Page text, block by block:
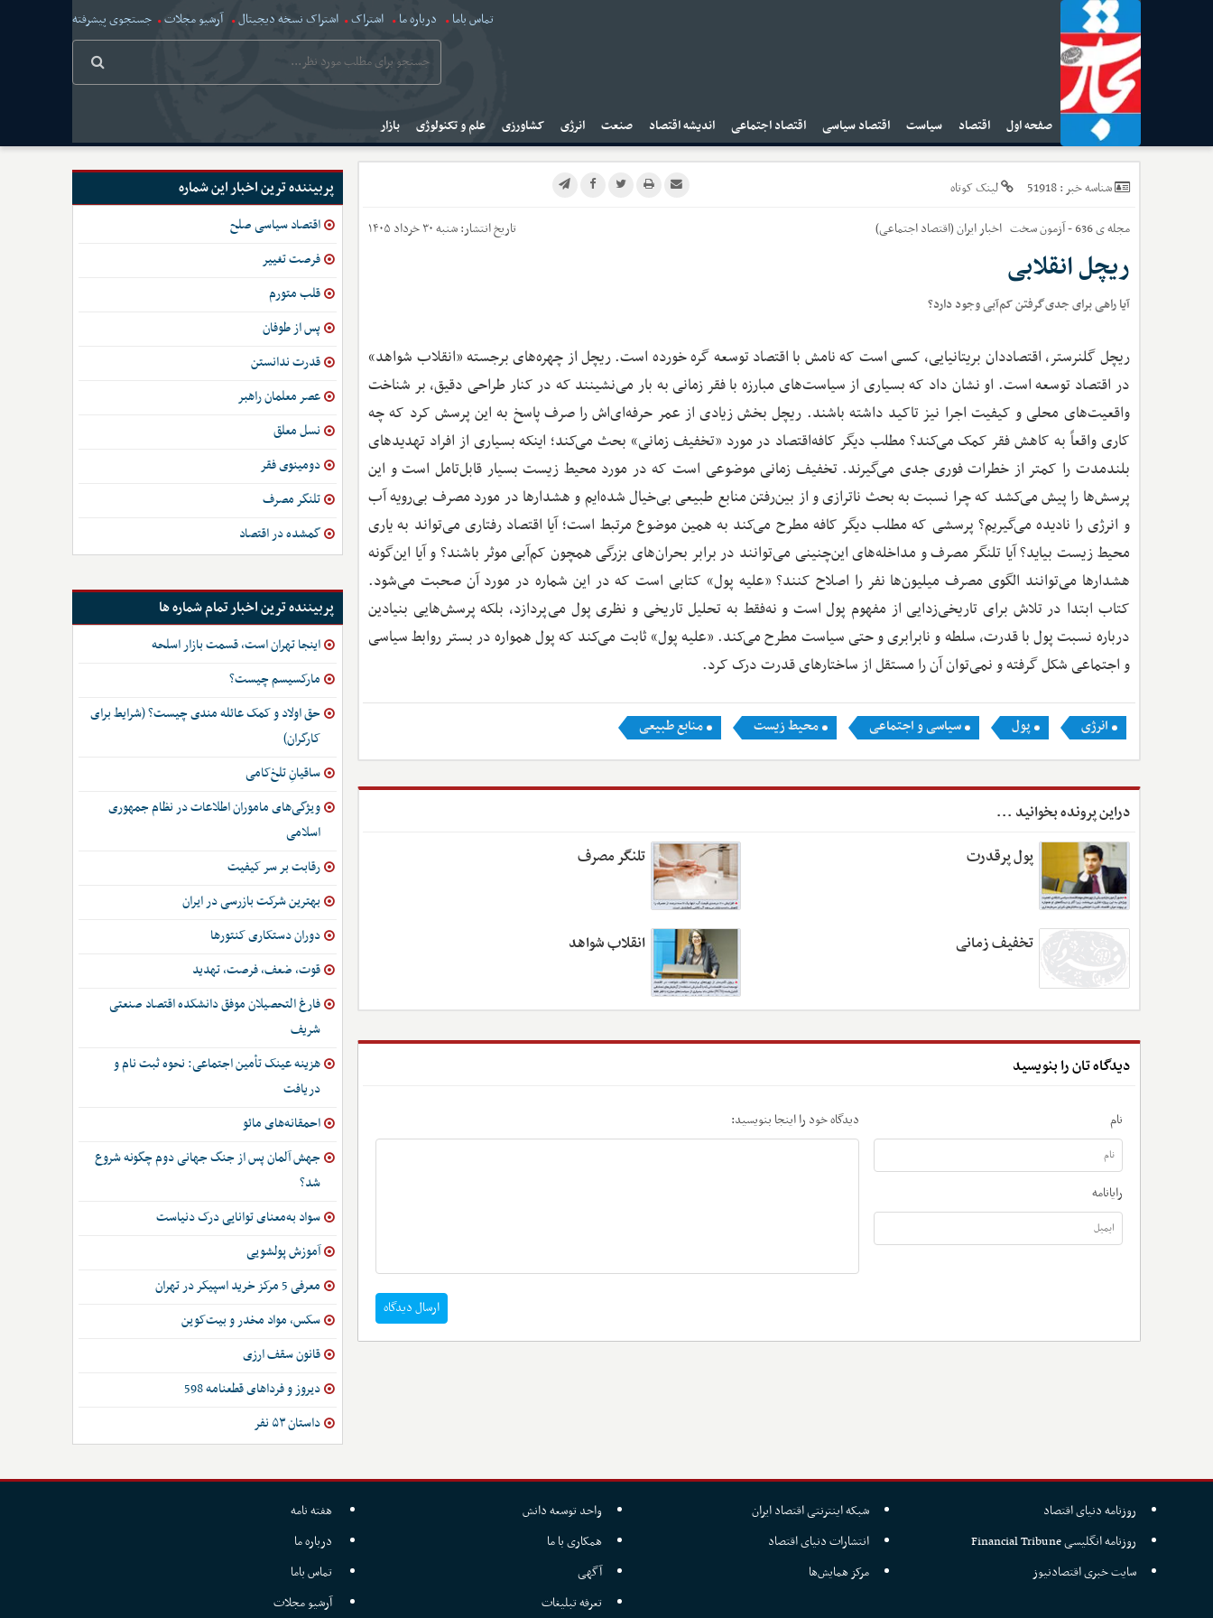
تماس باما درباره ما اشتراک اشتراک نسخه دیجیتال آرشیو مجلات جستجوی پیشرفته
صفحه اول اقتصاد سیاست اقتصاد سیاسی اقتصاد اجتماعی اندیشه اقتصاد صنعت انرژی کشاورزی علم و تکنولوژی بازار
شناسه خبر :51918
لینک کوتاه
مجله ی 636 - آزمون سخت
اخبارایران (اقتصاد اجتماعی) تاریخ انتشار:شنبه ۳۰ خرداد ۱۴۰۵
ریچل انقلابی
آیا راهی برای جدی‌گرفتن کم‌آبی وجود دارد؟
ریچل گلنرستر، اقتصاددان بریتانیایی، کسی است که نامش با اقتصاد توسعه گره خورده است. ریچل از چهره‌های برجسته «انقلاب شواهد»
در اقتصاد توسعه است. او نشان داد که بسیاری از سیاست‌های مبارزه با فقر زمانی به بار می‌نشینند که در کنار طراحی دقیق، بر شناخت
واقعیت‌های محلی و کیفیت اجرا نیز تاکید داشته باشند. ریچل بخش زیادی از عمر حرفه‌ای‌اش را صرف پاسخ به این پرسش کرد که چه
کاری واقعاً به کاهش فقر کمک می‌کند؟ مطلب دیگر کافه‌اقتصاد در مورد «تخفیف زمانی» بحث می‌کند؛ اینکه بسیاری از افراد تهدید‌های
بلندمدت را کمتر از خطرات فوری جدی می‌گیرند. تخفیف زمانی موضوعی است که در مورد محیط زیست بسیار قابل‌تامل است و این
پرسش‌ها را پیش می‌کشد که چرا نسبت به بحث ناترازی و از بین‌رفتن منابع طبیعی بی‌خیال شده‌ایم و هشدارها در مورد مصرف بی‌رویه آب
و انرژی را نادیده می‌گیریم؟ پرسشی که مطلب دیگر کافه مطرح می‌کند به همین موضوع مرتبط است؛ آیا اقتصاد رفتاری می‌تواند به یاری
محیط زیست بیاید؟ آیا تلنگر مصرف و مداخله‌های این‌چنینی می‌توانند در برابر بحران‌های بزرگی همچون کم‌آبی موثر باشند؟ و آیا این‌گونه
هشدارها می‌توانند الگوی مصرف میلیون‌ها نفر را اصلاح‌ کنند؟ «علیه پول» کتابی است که در این شماره در مورد آن صحبت می‌شود.
کتاب ابتدا در تلاش برای تاریخی‌زدایی از مفهوم پول است و نه‌فقط به تحلیل تاریخی و نظری پول می‌پردازد، بلکه پرسش‌هایی بنیادین
درباره نسبت پول با قدرت، سلطه و نابرابری و حتی سیاست مطرح می‌کند. «علیه پول» ثابت می‌کند که پول همواره در بستر روابط سیاسی
و اجتماعی شکل گرفته و نمی‌توان آن را مستقل از ساختارهای قدرت درک کرد.
انرژی پول سیاسی و اجتماعی محیط زیست منابع طبیعی
دراین پرونده بخوانید ...
پول پرقدرت
تلنگر مصرف
تخفیف زمانی انقلاب شواهد
دیدگاه تان را بنویسید
نام
رایانامه
دیدگاه خود را اینجا بنویسید:
ارسال دیدگاه
پربیننده ترین اخبار این شماره
اقتصاد سیاسی صلح
فرصت تغییر
قلب متورم
پس از طوفان
قدرت ندانستن
عصر معلمان راهبر
نسل معلق
دومینوی فقر
تلنگر مصرف
گمشده در اقتصاد
پربیننده ترین اخبار تمام شماره ها
اینجا تهران است، قسمت بازار اسلحه
مارکسیسم چیست؟
حق اولاد و کمک عائله مندی چیست؟ (شرایط برای
کارگران)
ساقیانِ تلخ‌کامی
ویژگی‌های ماموران اطلاعات در نظام جمهوری
اسلامی
رقابت بر سر کیفیت
بهترین شرکت بازرسی در ایران
دوران دستکاری کنتورها
قوت، ضعف، فرصت، تهدید
فارغ التحصیلان موفق دانشکده اقتصاد صنعتی
شریف
هزینه عینک تأمین اجتماعی: نحوه ثبت نام و
دریافت
احمقانه‌های مائو
جهش آلمان پس از جنگ جهانی دوم چگونه شروع
شد؟
سواد به‌معنای توانایی درک دنیاست
آموزش پولشویی
معرفی 5 مرکز خرید اسپیکر در تهران
سکس، مواد مخدر و بیت‌کوین
قانون سقف ارزی
دیروز و فرداهای قطعنامه 598
داستان ۵۳ نفر
روزنامه دنیای اقتصاد
روزنامه انگلیسی Financial Tribune
سایت خبری اقتصادنیوز
شبکه اینترنتی اقتصاد ایران
انتشارات دنیای اقتصاد
مرکز همایش‌ها
واحد توسعه دانش
همکاری با ما
آگهی
تعرفه تبلیغات
هفته نامه
درباره ما
تماس باما
آرشیو مجلات